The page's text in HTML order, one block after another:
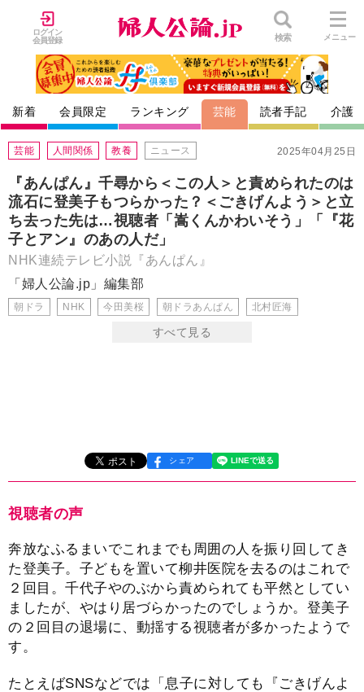
ログイン
会員登録
検索 メニュー
新着 会員限定 ランキング 芸能 読者手記 介護
2025年04月25日
芸能 人間関係 教養 ニュース
『あんぱん』千尋から＜この人＞と責められたのは
流石に登美子もつらかった？＜ごきげんよう＞と立
ち去った先は…視聴者「嵩くんかわいそう」「『花
子とアン』のあの人だ」
NHK連続テレビ小説『あんぱん』
「婦人公論.jp」編集部
朝ドラ NHK 今田美桜 朝ドラあんぱん 北村匠海
シェア
視聴者の声
奔放なふるまいでこれまでも周囲の人を振り回してき
た登美子。子どもを置いて柳井医院を去るのはこれで
２回目。千代子やのぶから責められても平然としてい
ましたが、やはり居づらかったのでしょうか。登美子
の２回目の退場に、動揺する視聴者が多かったようで
す。
たとえばSNSなどでは「息子に対しても『ごきげんよ